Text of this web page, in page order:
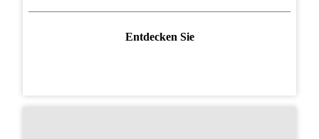
Entdecken Sie